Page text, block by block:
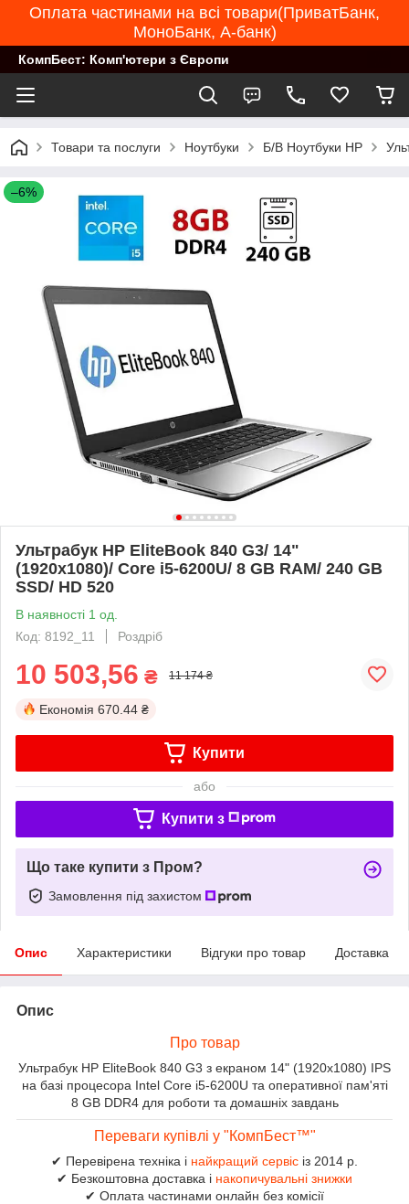
Оплата частинами на всі товари(ПриватБанк,
МоноБанк, А-банк)
КомпБест: Комп'ютери з Європи
Товари та послуги Ноутбуки Б/В Ноутбуки HP
–6%
Ультрабук HP EliteBook 840 G3/ 14"
(1920x1080)/ Core i5-6200U/ 8 GB RAM/ 240 GB
SSD/ HD 520
В наявності 1 од.
Код: 8192_11
Роздріб
10 503,56 ₴ 11 174 ₴
Економія 670.44 ₴
Купити
або
Купити з
Що таке купити з Пром?
Замовлення під захистом
Опис Характеристики Відгуки про товар Доставка
Опис
Про товар
Ультрабук HP EliteBook 840 G3 з екраном 14" (1920x1080) IPS
на базі процесора Intel Core i5-6200U та оперативної пам'яті
8 GB DDR4 для роботи та домашніх завдань
Переваги купівлі у "КомпБест™"
✔ Перевірена техніка і найкращий сервіс із 2014 р.
✔ Безкоштовна доставка і накопичувальні знижки
✔ Оплата частинами онлайн без комісії